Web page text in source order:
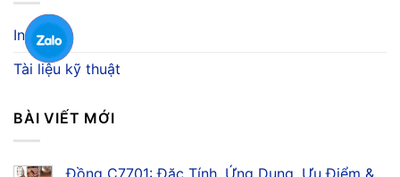
Inox
Tài liệu kỹ thuật
BÀI VIẾT MỚI
Đồng C7701: Đặc Tính, Ứng Dụng, Ưu Điểm &